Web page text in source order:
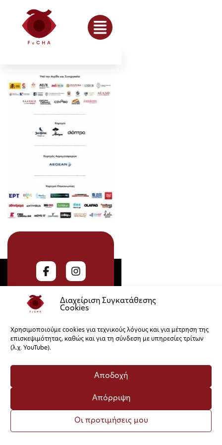
Διαχείριση Συγκατάθεσης
Cookies
Χρησιμοποιούμε cookies για τεχνικούς λόγους και για μέτρηση της
επισκεψιμότητας, καθώς και για τη σύνδεση με υπηρεσίες τρίτων
(λ.χ. YouTube).
Αποδοχή
Απόρριψη
Οι προτιμήσεις μου
Πολιτική Cookies